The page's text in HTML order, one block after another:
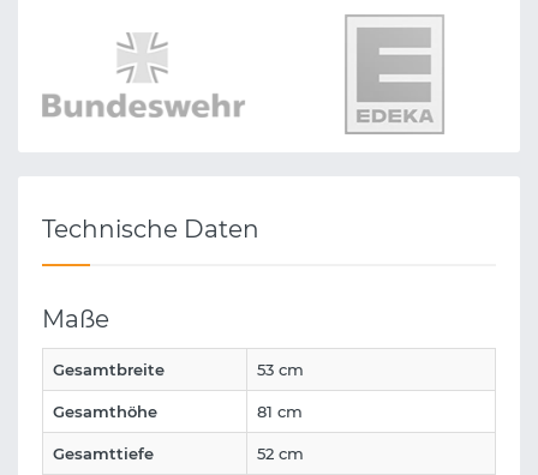
Technische Daten
Maße
Gesamtbreite 53 cm
Gesamthöhe 81 cm
Gesamttiefe 52 cm